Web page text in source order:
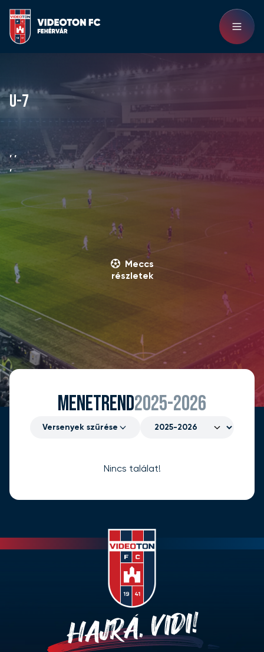
U-7
Meccs
részletek
, ,
,
MENETREND2025-2026
Versenyek szűrése
Nincs találat!
HAJRÁ, VIDI!